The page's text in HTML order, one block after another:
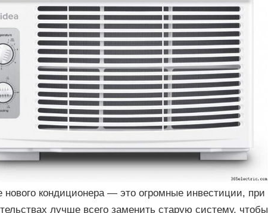
нового кондиционера — это огромные инвестиции, при
лучше всего заменить старую систему, чтобы